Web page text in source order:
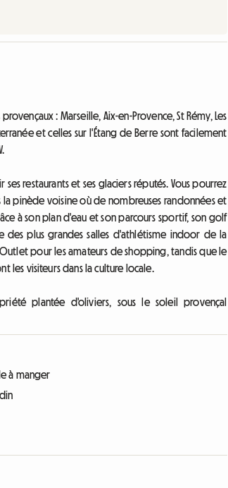
: Marseille, Aix-en-Provence, St Rémy, Les
et celles sur l'Étang de Berre sont facilement
restaurants et ses glaciers réputés. Vous pourrez
pinède voisine où de nombreuses randonnées et
à son plan d'eau et son parcours sportif, son golf
des plus grandes salles d'athlétisme indoor de la
pour les amateurs de shopping, tandis que le
les visiteurs dans la culture locale.
plantée d'oliviers, sous le soleil provençal
à manger